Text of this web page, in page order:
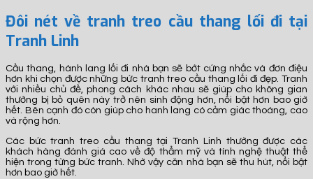
Đôi nét về tranh treo cầu thang lối đi tại
Tranh Linh
Cầu thang, hành lang lối đi nhà bạn sẽ bớt cứng nhắc và đơn điệu
hơn khi chọn được những bức tranh treo cầu thang lối đi đẹp. Tranh
với nhiều chủ đề, phong cách khác nhau sẽ giúp cho không gian
thường bị bỏ quên này trở nên sinh động hơn, nổi bật hơn bao giờ
hết. Bên cạnh đó còn giúp cho hanh lang có cảm giác thoáng, cao
và rộng hơn.
Các bức tranh treo cầu thang tại Tranh Linh thường được các
khách hàng đánh giá cao về độ thẩm mỹ và tính nghệ thuật thể
hiện trong từng bức tranh. Nhờ vậy căn nhà bạn sẽ thu hút, nổi bật
hơn bao giờ hết.